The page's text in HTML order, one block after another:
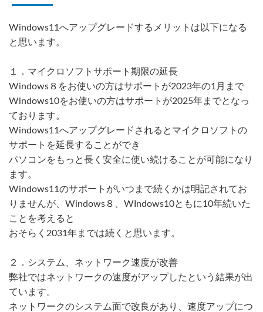
Windows11へアップグレードするメリットは以下になる
と思います。
１．マイクロソフトサポート期限の延長
Windows８をお使いの方はサポートが2023年の1月まで
Windows10をお使いの方はサポートが2025年までとなっ
ております。
Windows11へアップグレードされるとマイクロソフトの
サポートを延長することができ
パソコンをもっと長く安全に使い続けることが可能になり
ます。
Windows11のサポートがいつまで続くかは明記されてお
りませんが、Windows８、WIndows10ともに10年続いた
ことを考えると
おそらく2031年までは続くと思います。
２．システム、ネットワーク速度が改善
弊社ではネットワークの速度がアップしたという結果が出
ています。
ネットワークのシステム面で改良があり、速度アップにつ